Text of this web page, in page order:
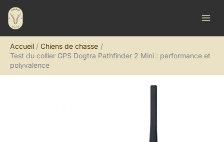
Aller
contenu
Accueil
Chiens de chasse
Test du collier GPS Dogtra Pathfinder 2 Mini : performance et
polyvalence
R
e
h
e
r